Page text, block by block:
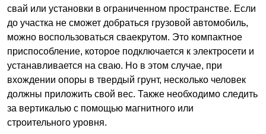
свай или установки в ограниченном пространстве. Если
до участка не сможет добраться грузовой автомобиль,
можно воспользоваться сваекрутом. Это компактное
приспособление, которое подключается к электросети и
устанавливается на сваю. Но в этом случае, при
вхождении опоры в твердый грунт, несколько человек
должны приложить свой вес. Также необходимо следить
за вертикалью с помощью магнитного или
строительного уровня.